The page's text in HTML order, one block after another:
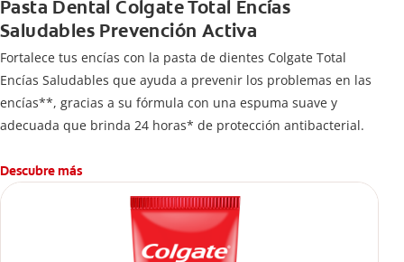
Pasta Dental Colgate Total Encías
Saludables Prevención Activa
Fortalece tus encías con la pasta de dientes Colgate Total
Encías Saludables que ayuda a prevenir los problemas en las
encías**, gracias a su fórmula con una espuma suave y
adecuada que brinda 24 horas* de protección antibacterial.
Descubre más